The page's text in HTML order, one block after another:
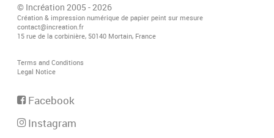
© Incréation 2005 - 2026
Création & impression numérique de papier peint sur mesure
contact@increation.fr
15 rue de la corbinière, 50140 Mortain, France
Terms and Conditions
Legal Notice
Facebook
Instagram